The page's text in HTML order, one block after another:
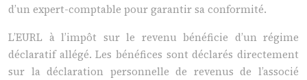
d’un expert-comptable pour garantir sa conformité.
L’EURL à l’impôt sur le revenu bénéficie d’un régime
déclaratif allégé. Les bénéfices sont déclarés directement
sur la déclaration personnelle de revenus de l’associé